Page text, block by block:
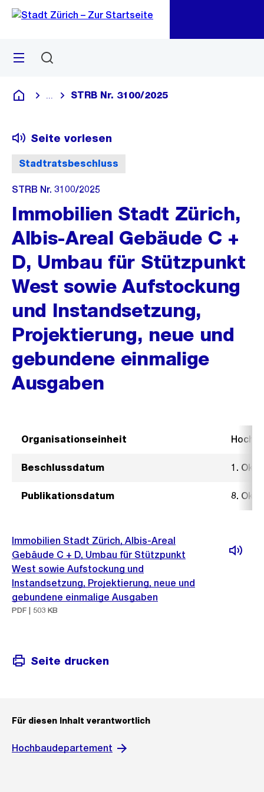
Navigation
Sprunglink
Menü
Deutsch
Blende alle Breadcrumbs ein
STRB Nr. 3100/2025
Stadtratsbeschluss
Seite vorlesen
STRB Nr. 3100/2025
Immobilien Stadt Zürich,
Albis-Areal Gebäude C +
D, Umbau für Stützpunkt
West sowie Aufstockung
und Instandsetzung,
Projektierung, neue und
gebundene einmalige
Ausgaben
Organisationseinheit
Beschlussdatum 1.
Publikationsdatum 8.
Immobilien Stadt Zürich, Albis-Areal
Gebäude C + D, Umbau für Stützpunkt
West sowie Aufstockung und
Instandsetzung, Projektierung, neue und
gebundene einmalige Ausgaben
PDF | 503 KB
Seite drucken
Für diesen Inhalt verantwortlich
Hochbaudepartement